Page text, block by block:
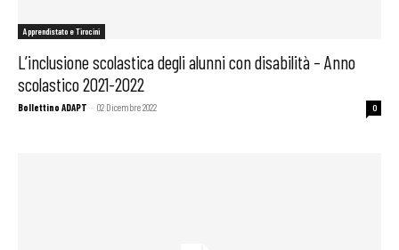
Apprendistato e Tirocini
L’inclusione scolastica degli alunni con disabilità – Anno
scolastico 2021-2022
Bollettino ADAPT - 02 Dicembre 2022 0